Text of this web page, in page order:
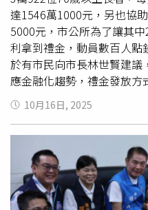
就是要活化長者社會參與與
宜居城市，更是「銀髮友善
達1546萬1000元，另也協
5000元，市公所為了讓其
利拿到禮金，動員數百人
於有市民向市長林世賢建
應金融化趨勢，禮金發放方
轉帳，市公所自2020年起
擇轉帳人數已增為7成5多
護。（圖／中國時報葉靜
大竹里發放重陽敬老禮金
靜美攝）因有約2成5長者
在全市各里發放，為了讓
10月16日, 2025